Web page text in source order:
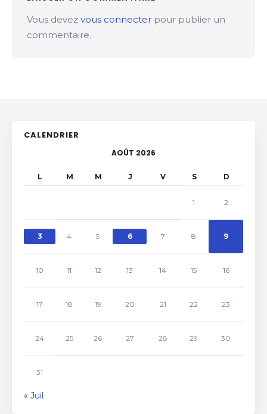
Vous devez vous connecter pour publier un
commentaire.
CALENDRIER
AOÛT 2026
L M M J V S D
1 2
3 4 5 6 7 8 9
10 11 12 13 14 15 16
17 18 19 20 21 22 23
24 25 26 27 28 29 30
31
« Juil